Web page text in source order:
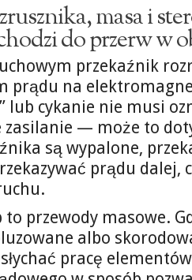
masa i
do przerw w
przekaźnik
prądu na
lub cykanie nie musi
zasilanie — może to
są wypalone,
prądu dalej,
przewody masowe.
albo
słychać pracę